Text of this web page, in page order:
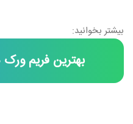
بیشتر بخوانید:
بهترین فریم